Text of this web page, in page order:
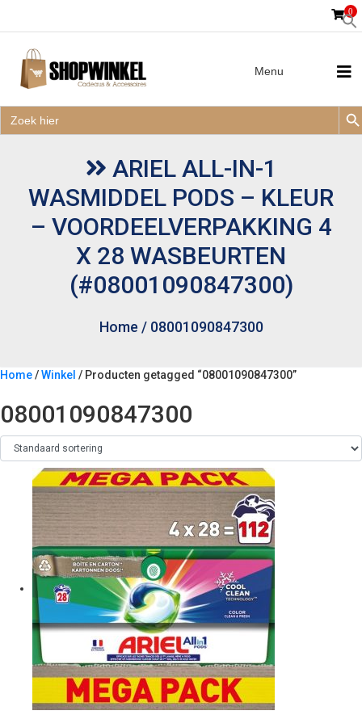
naar:
0
Zoek
naar:
Menu
ARIEL ALL-IN-1
WASMIDDEL PODS – KLEUR
– VOORDEELVERPAKKING 4
X 28 WASBEURTEN
(#08001090847300)
Home / 08001090847300
Home/Winkel / Producten getagged “08001090847300”
08001090847300